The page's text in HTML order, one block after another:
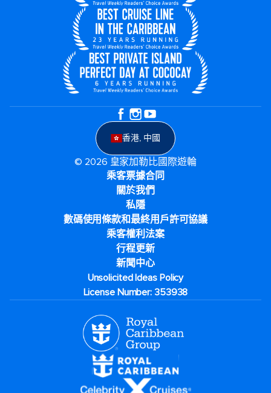
香港, 中國
© 2026 皇家加勒比國際遊輪
乘客票據合同
關於我們
私隱
數碼使用條款和最終用戶許可協議
乘客權利法案
行程更新
新聞中心
Unsolicited Ideas Policy
License Number: 353938